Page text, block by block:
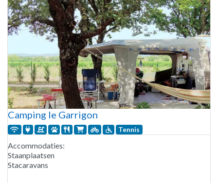
Camping le Garrigon
Tennis
Accommodaties:
Staanplaatsen
Stacaravans